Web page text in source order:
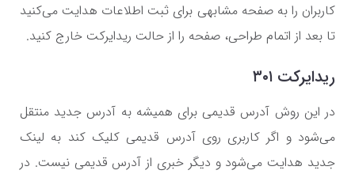
کاربران را به صفحه مشابهی برای ثبت اطلاعات هدایت می‌کنید
تا بعد از اتمام طراحی، صفحه را از حالت ریدایرکت خارج کنید.
ریدایرکت ۳۰۱
در این روش آدرس قدیمی برای همیشه به آدرس جدید منتقل
می‌شود و اگر کاربری روی آدرس قدیمی کلیک کند به لینک
جدید هدایت می‌شود و دیگر خبری از آدرس قدیمی نیست. در